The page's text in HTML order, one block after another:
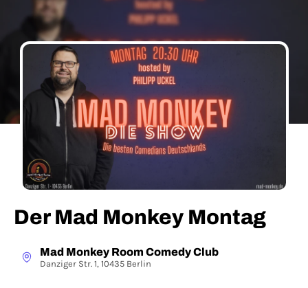
Der Mad Monkey Montag
Mad Monkey Room Comedy Club
Danziger Str. 1, 10435 Berlin